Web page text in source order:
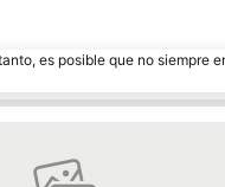
es posible que no siempre
favoritos